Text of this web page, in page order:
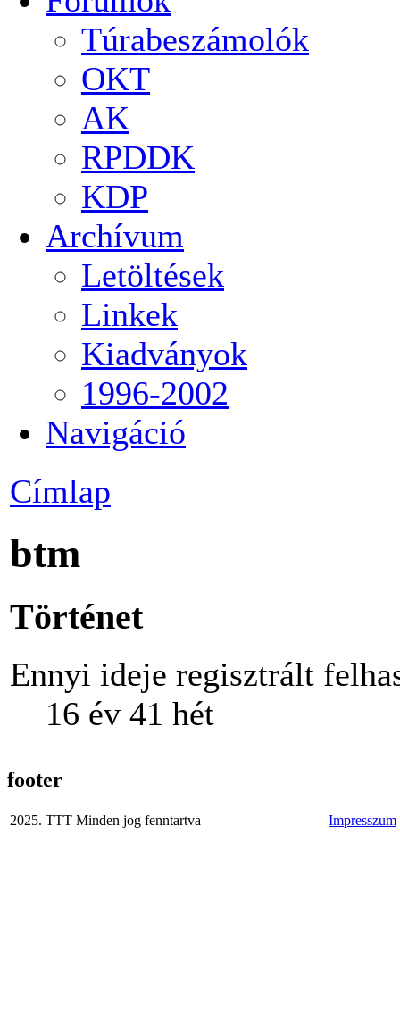
Túrabeszámolók
OKT
AK
RPDDK
KDP
Archívum
Letöltések
Linkek
Kiadványok
1996-2002
Navigáció
Címlap
btm
Történet
Ennyi ideje regisztrált
16 év 41 hét
footer
2025. TTT Minden jog fenntartva Impresszum